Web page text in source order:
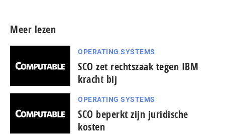
Meer lezen
OPERATING SYSTEMS
SCO zet rechtszaak tegen IBM
kracht bij
OPERATING SYSTEMS
SCO beperkt zijn juridische
kosten